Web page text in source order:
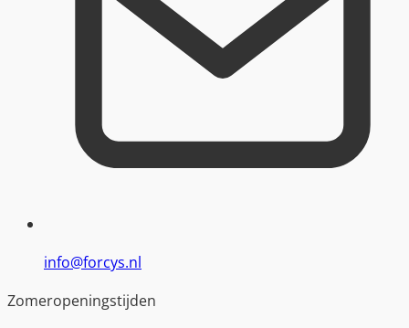
info@forcys.nl
Zomeropeningstijden